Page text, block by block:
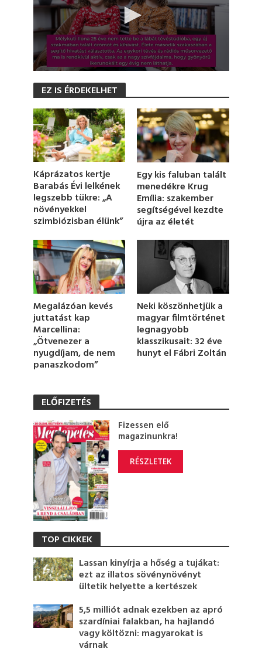
s
o
n
d
s
o
f
5
6
s
e
c
o
n
s
EZ IS ÉRDEKELHET
Káprázatos kertje
Barabás Évi lelkének
legszebb tükre: „A
növényekkel
szimbiózisban élünk”
Egy kis faluban talált
menedékre Krug
Emília: szakember
segítségével kezdte
újra az életét
Megalázóan kevés
juttatást kap
Marcellina:
„Ötvenezer a
nyugdíjam, de nem
panaszkodom”
Neki köszönhetjük a
magyar filmtörténet
legnagyobb
klasszikusait: 32 éve
hunyt el Fábri Zoltán
ELŐFIZETÉS
Fizessen elő
magazinunkra!
RÉSZLETEK
TOP CIKKEK
Lassan kinyírja a hőség a tujákat:
ezt az illatos sövénynövényt
ültetik helyette a kertészek
5,5 milliót adnak ezekben az apró
szardíniai falakban, ha hajlandó
vagy költözni: magyarokat is
várnak